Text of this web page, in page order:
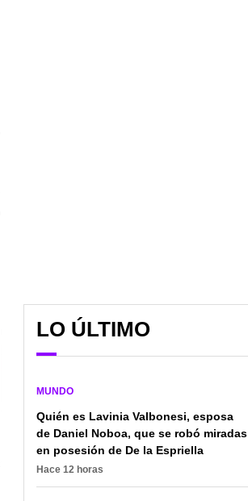
Ella era Silvia, la
LO ÚLTIMO
MUNDO
Quién es Lavinia Valbonesi, esposa
de Daniel Noboa, que se robó miradas
en posesión de De la Espriella
Hace 12 horas